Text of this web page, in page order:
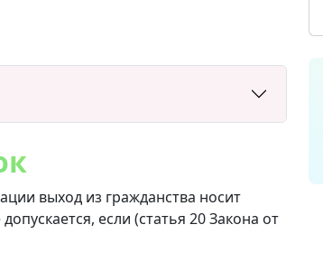
выход из гражданства носит
если (статья 20 Закона от